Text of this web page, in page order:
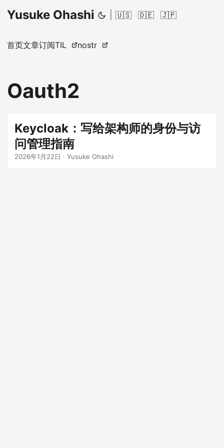
Yusuke Ohashi 🇺🇸 🇩🇪 🇯🇵
首页文章订阅TIL nostr
Oauth2
Keycloak：写给架构师的身份与访
问管理指南
2026年1月22日 · Yusuke Ohashi